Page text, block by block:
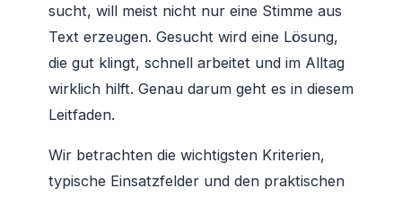
sucht, will meist nicht nur eine Stimme aus
Text erzeugen. Gesucht wird eine Lösung,
die gut klingt, schnell arbeitet und im Alltag
wirklich hilft. Genau darum geht es in diesem
Leitfaden.
Wir betrachten die wichtigsten Kriterien,
typische Einsatzfelder und den praktischen